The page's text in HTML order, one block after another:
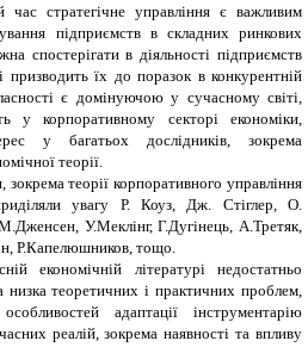
стратегічне управління є важливим
підприємств в складних ринкових
спостерігати в діяльності підприємств
призводить їх до поразок в конкурентній
є домінуючою у сучасному світі,
у корпоративному секторі економіки,
у багатьох дослідників, зокрема
теорії.
теорії корпоративного управління
увагу Р. Коуз, Дж. Стіглер, О.
У.Меклінг, Г.Дугінець, А.Третяк,
Р.Капелюшников, тощо.
економічній літературі недостатньо
теоретичних і практичних проблем,
адаптації інструментарію
реалій, зокрема наявності та впливу